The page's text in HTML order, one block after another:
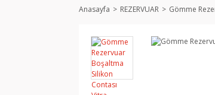
Anasayfa REZERVUAR Gömme